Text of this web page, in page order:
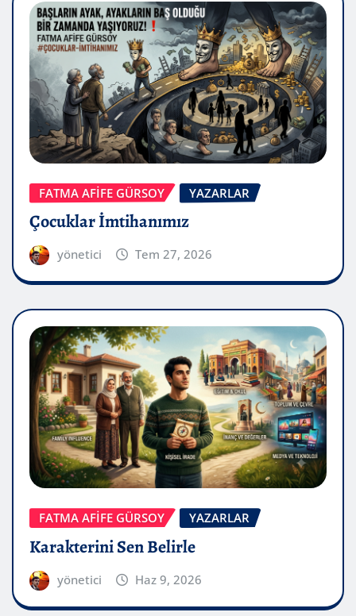
FATMA AFİFE GÜRSOY YAZARLAR
Çocuklar İmtihanımız
yönetici Tem 27, 2026
FATMA AFİFE GÜRSOY YAZARLAR
Karakterini Sen Belirle
yönetici Haz 9, 2026